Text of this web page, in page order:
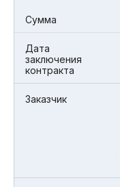
Cумма
Дата
заключения
контракта
Заказчик